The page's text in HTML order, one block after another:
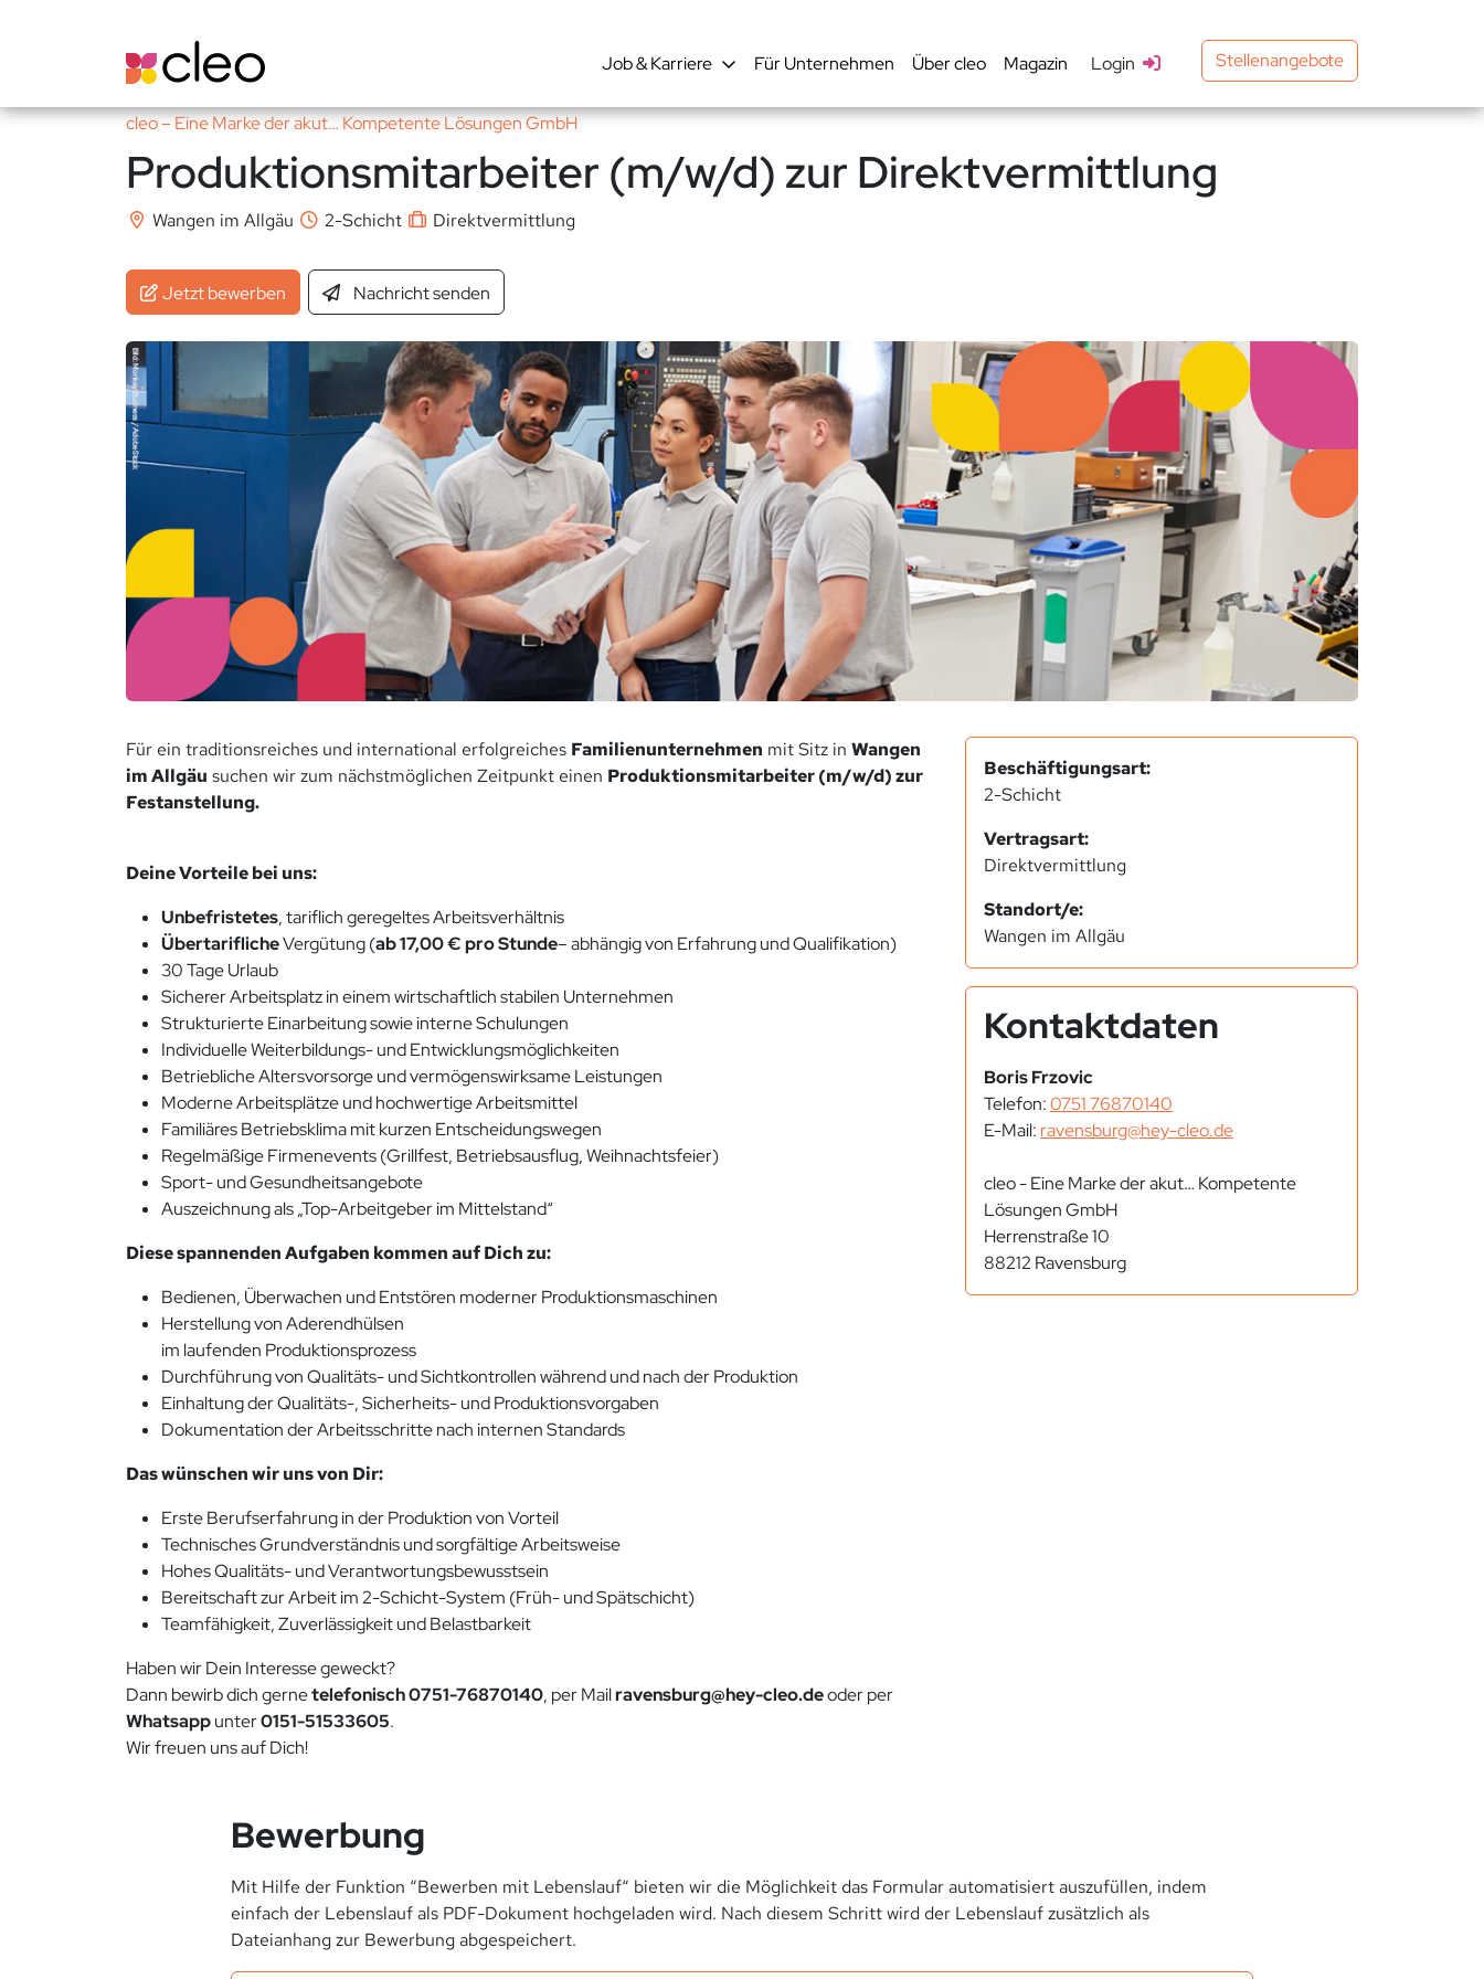
Job & Karriere Für Unternehmen Über cleo Magazin Login Stellenangebote
cleo – Eine Marke der akut… Kompetente Lösungen GmbH
Produktionsmitarbeiter (m/w/d) zur Direktvermittlung
Wangen im Allgäu 2-Schicht Direktvermittlung
Jetzt bewerben Nachrichtsenden
Für ein traditionsreiches und international erfolgreiches Familienunternehmen mit Sitz in Wangen
im Allgäu suchen wir zum nächstmöglichen Zeitpunkt einen Produktionsmitarbeiter (m/w/d) zur
Festanstellung.
Deine Vorteile bei uns:
Unbefristetes, tariflich geregeltes Arbeitsverhältnis
ÜbertariflicheVergütung (ab 17,00 € pro Stunde– abhängig von Erfahrung und Qualifikation)
30 Tage Urlaub
Sicherer Arbeitsplatz in einem wirtschaftlich stabilen Unternehmen
Strukturierte Einarbeitung sowie interne Schulungen
Individuelle Weiterbildungs- und Entwicklungsmöglichkeiten
Betriebliche Altersvorsorge und vermögenswirksame Leistungen
Moderne Arbeitsplätze und hochwertige Arbeitsmittel
Familiäres Betriebsklima mit kurzen Entscheidungswegen
Regelmäßige Firmenevents (Grillfest, Betriebsausflug, Weihnachtsfeier)
Sport- und Gesundheitsangebote
Auszeichnung als „Top-Arbeitgeber im Mittelstand“
Diese spannenden Aufgaben kommen auf Dich zu:
Bedienen, Überwachen und Entstören moderner Produktionsmaschinen
Herstellung von Aderendhülsen
im laufenden Produktionsprozess
Durchführung von Qualitäts- und Sichtkontrollen während und nach der Produktion
Einhaltung der Qualitäts-, Sicherheits- und Produktionsvorgaben
Dokumentation der Arbeitsschritte nach internen Standards
Das wünschen wir uns von Dir:
Erste Berufserfahrung in der Produktion von Vorteil
Technisches Grundverständnis und sorgfältige Arbeitsweise
Hohes Qualitäts- und Verantwortungsbewusstsein
Bereitschaft zur Arbeit im 2-Schicht-System (Früh- und Spätschicht)
Teamfähigkeit, Zuverlässigkeit und Belastbarkeit
Haben wir Dein Interesse geweckt?
Dann bewirb dich gernetelefonisch 0751-76870140, per Mailravensburg@hey-cleo.deoder per
Whatsappunter0151-51533605.
Wir freuen uns auf Dich!
Beschäftigungsart:
2-Schicht
Vertragsart:
Direktvermittlung
Standort/e:
Wangen im Allgäu
Kontaktdaten
Boris Frzovic
Telefon:0751 76870140
E-Mail: ravensburg@hey-cleo.de
cleo - Eine Marke der akut… Kompetente
Lösungen GmbH
Herrenstraße 10
88212 Ravensburg
Bewerbung
Mit Hilfe der Funktion “Bewerben mit Lebenslauf“ bieten wir die Möglichkeit das Formular automatisiert auszufüllen, indem
einfach der Lebenslauf als PDF-Dokument hochgeladen wird. Nach diesem Schritt wird der Lebenslauf zusätzlich als
Dateianhang zur Bewerbung abgespeichert.